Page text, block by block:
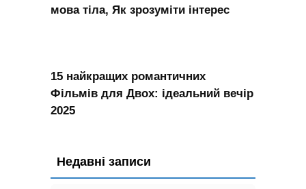
мова тіла, Як зрозуміти інтерес
15 найкращих романтичних
Фільмів для Двох: ідеальний вечір
2025
Недавні записи